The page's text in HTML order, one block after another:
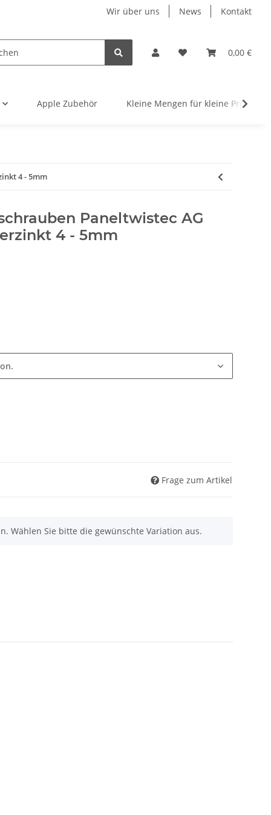
Wir über uns News Kontakt
0,00 €
Apple Zubehör Kleine Mengen für kleine Projekte
4 - 5mm
Paneltwistec AG
4 - 5mm
Frage zum Artikel
Wählen Sie bitte die gewünschte Variation aus.